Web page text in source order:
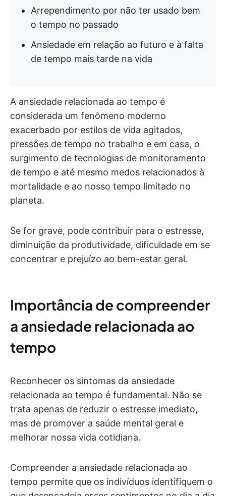
Arrependimento por não ter usado bem
o tempo no passado
Ansiedade em relação ao futuro e à falta
de tempo mais tarde na vida
A ansiedade relacionada ao tempo é
considerada um fenômeno moderno
exacerbado por estilos de vida agitados,
pressões de tempo no trabalho e em casa, o
surgimento de tecnologias de monitoramento
de tempo e até mesmo medos relacionados à
mortalidade e ao nosso tempo limitado no
planeta.
Se for grave, pode contribuir para o estresse,
diminuição da produtividade, dificuldade em se
concentrar e prejuízo ao bem-estar geral.
Importância de compreender
a ansiedade relacionada ao
tempo
Reconhecer os sintomas da ansiedade
relacionada ao tempo é fundamental. Não se
trata apenas de reduzir o estresse imediato,
mas de promover a saúde mental geral e
melhorar nossa vida cotidiana.
Compreender a ansiedade relacionada ao
tempo permite que os indivíduos identifiquem o